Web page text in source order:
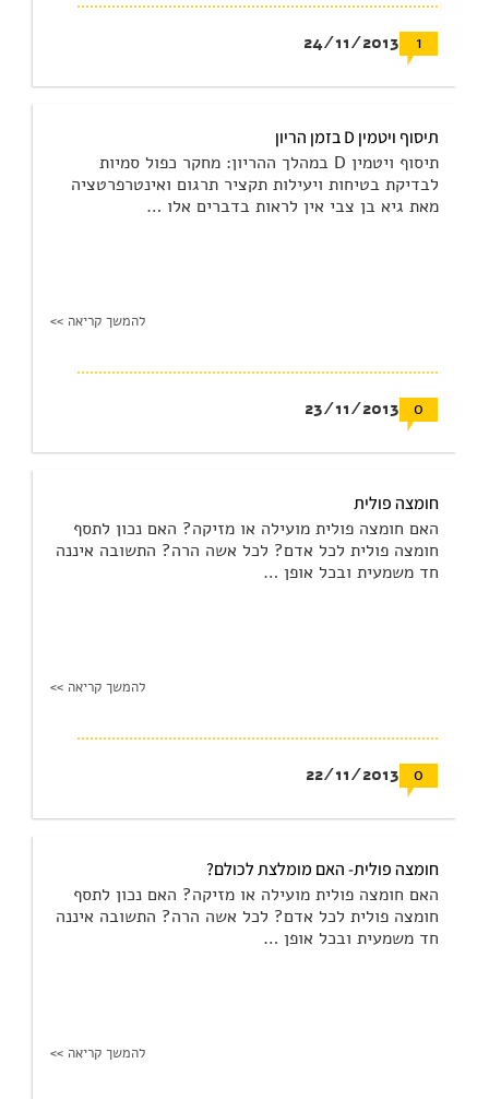
1
24/11/2013
תיסוף ויטמין D בזמן הריון
תיסוף ויטמין D במהלך ההריון: מחקר כפול סמיות
לבדיקת בטיחות ויעילות תקציר תרגום ואינטרפרטציה
מאת גיא בן צבי אין לראות בדברים אלו …
להמשך קריאה >>
0
23/11/2013
חומצה פולית
האם חומצה פולית מועילה או מזיקה? האם נכון לתסף
חומצה פולית לכל אדם? לכל אשה הרה? התשובה איננה
חד משמעית ובכל אופן …
להמשך קריאה >>
0
22/11/2013
חומצה פולית- האם מומלצת לכולם?
האם חומצה פולית מועילה או מזיקה? האם נכון לתסף
חומצה פולית לכל אדם? לכל אשה הרה? התשובה איננה
חד משמעית ובכל אופן …
להמשך קריאה >>